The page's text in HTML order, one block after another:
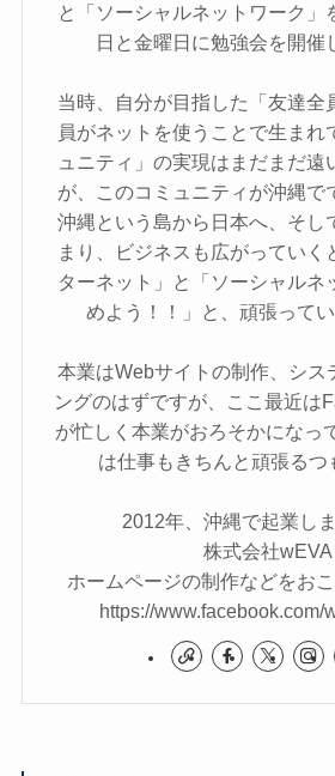
と「ソーシャルネットワーク」
日と金曜日に勉強会を開催
当時、自分が目指した「友達全
員がネットを使うことで生まれ
ュニティ」の実現はまだまだ遠
が、このコミュニティが沖縄で
沖縄という島から日本へ、そし
まり、ビジネスも広がっていく
ターネット」と「ソーシャルネ
めよう！！」と、頑張ってい
本業はWebサイトの制作、シス
ングのはずですが、ここ最近は
が忙しく本業がおろそかになっ
は仕事もきちんと頑張るつ
2012年、沖縄で起業し
株式会社wEVA
ホームページの制作などをお
https://www.facebook.com/